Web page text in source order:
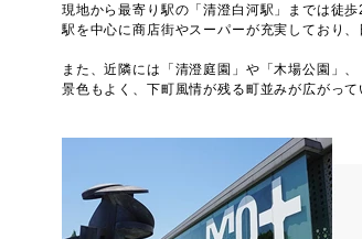
現地から最寄り駅の「清澄白河駅」までは徒
駅を中心に商店街やスーパーが充実しており
また、近隣には「清澄庭園」や「木場公園」
景色もよく、下町風情が残る町並みが広がって